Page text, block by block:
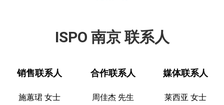
ISPO 南京 联系人
销售联系人
施蕙珺 女士
合作联系人
周佳杰 先生
媒体联系人
莱西亚 女士